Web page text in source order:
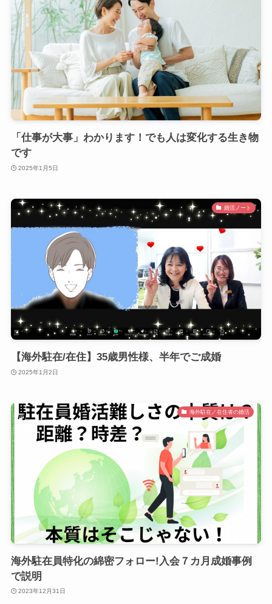
「仕事が大事」わかります！でも人は変化する生き物
です
2025年1月5日
婚活ノート
【海外駐在/在住】35歳男性様、半年でご成婚
2025年1月2日
海外駐在／在住者の婚活
海外駐在員特化の綿密フォロー!入会７カ月成婚事例
で説明
2023年12月31日